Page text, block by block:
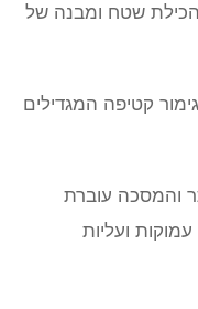
שטח ומבנה של
קטיפה המגדילים
והמסכה עוברת
ועליות